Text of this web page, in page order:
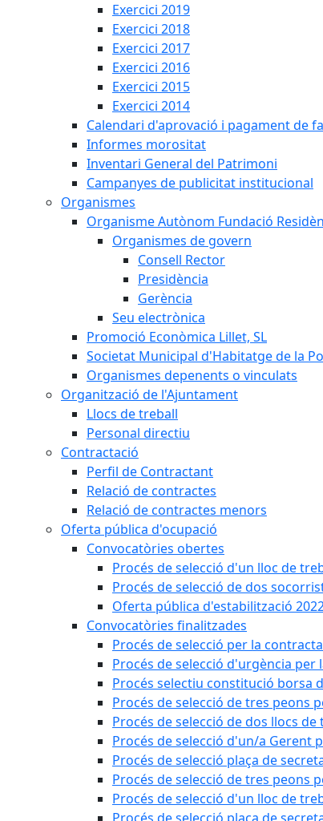
Exercici 2019
Exercici 2018
Exercici 2017
Exercici 2016
Exercici 2015
Exercici 2014
Calendari d'aprovació i pagament de
Informes morositat
Inventari General del Patrimoni
Campanyes de publicitat institucional
Organismes
Organisme Autònom Fundació
Organismes de govern
Consell Rector
Presidència
Gerència
Seu electrònica
Promoció Econòmica Lillet, SL
Societat Municipal d'Habitatge de la
Organismes depenents o vinculats
Organització de l'Ajuntament
Llocs de treball
Personal directiu
Contractació
Perfil de Contractant
Relació de contractes
Relació de contractes menors
Oferta pública d'ocupació
Convocatòries obertes
Procés de selecció d'un lloc de
Procés de selecció de dos
Oferta pública d'estabilització
Convocatòries finalitzades
Procés de selecció per la
Procés de selecció d'urgència
Procés selectiu constitució borsa
Procés de selecció de tres peons
Procés de selecció de dos llocs
Procés de selecció d'un/a Gerent
Procés de selecció plaça de
Procés de selecció de tres peons
Procés de selecció d'un lloc de